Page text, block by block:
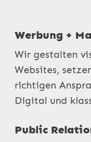
Werbung +
Wir gestalten
Websites,
richtigen
Digital und
Public